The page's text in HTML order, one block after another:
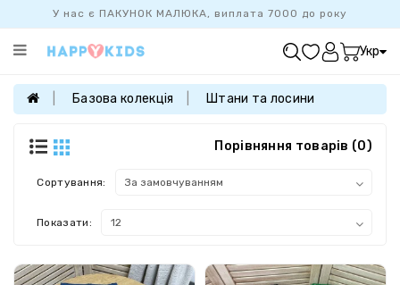
У нас є ПАКУНОК МАЛЮКА, виплата 7000 до року
Категорії
ПРОДАЖУ
КОЛЕКЦІЯ
НОВОНАРОДЖЕНИМ
Укр
Базова колекція Штани та лосини
Порівняння товарів (0)
Сортування:
Показати: